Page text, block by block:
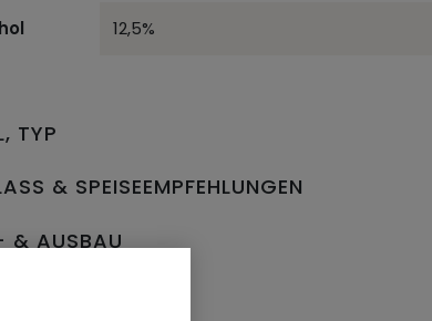
12,5%
TYP
& SPEISEEMPFEHLUNGEN
& AUSBAU